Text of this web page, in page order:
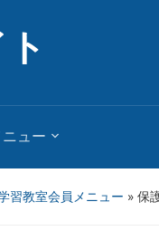
ニュー
習教室会員メニュー » 保